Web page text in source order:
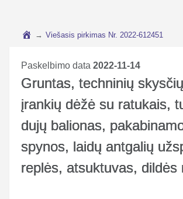
→ Viešasis pirkimas Nr. 2022-612451
Paskelbimo data 2022-11-14
Gruntas, techninių
įrankių dėžė su ratukais,
dujų balionas,
spynos, laidų antgalių
replės, atsuktuvas, dildės